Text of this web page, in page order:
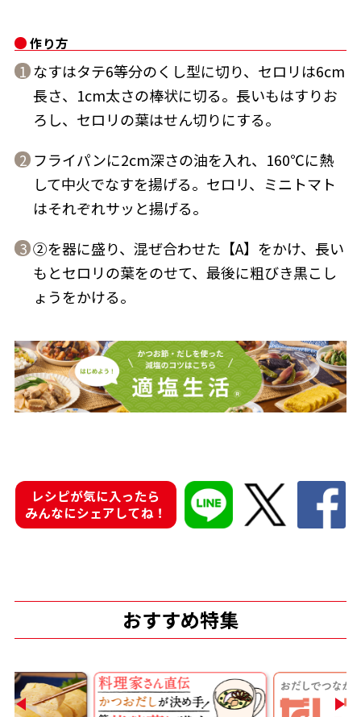
『踊り節』
だし粉
商品情報一覧
だしパック
作り方
1 なすはタテ6等分のくし型に切り、セロリは6cm
長さ、1cm太さの棒状に切る。長いもはすりお
ろし、セロリの葉はせん切りにする。
2 フライパンに2cm深さの油を入れ、160℃に熱
して中火でなすを揚げる。セロリ、ミニトマト
はそれぞれサッと揚げる。
3 ②を器に盛り、混ぜ合わせた【A】をかけ、長い
もとセロリの葉をのせて、最後に粗びき黒こし
ょうをかける。
レシピが気に入ったら
みんなにシェアしてね！
おすすめ特集